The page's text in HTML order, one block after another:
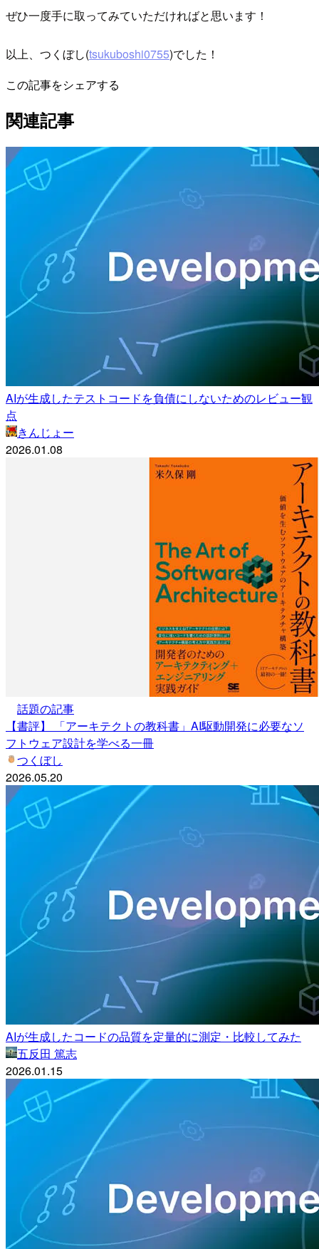
ぜひ一度手に取ってみていただければと思います！
以上、つくぼし(tsukuboshi0755)でした！
この記事をシェアする
関連記事
AIが生成したテストコードを負債にしないためのレビュー観
点
きんじょー
2026.01.08
話題の記事
【書評】 「アーキテクトの教科書」AI駆動開発に必要なソ
フトウェア設計を学べる一冊
つくぼし
2026.05.20
AIが生成したコードの品質を定量的に測定・比較してみた
五反田 篤志
2026.01.15